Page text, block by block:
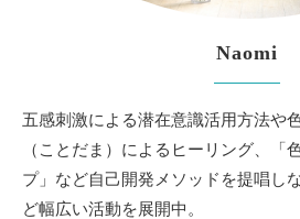
Naomi
五感刺激による潜在意識活用方法や
（ことだま）によるヒーリング、「
プ」など自己開発メソッドを提唱し
ど幅広い活動を展開中。